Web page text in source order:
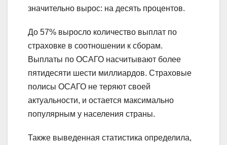
значительно вырос: на десять процентов.
До 57% выросло количество выплат по
страховке в соотношении к сборам.
Выплаты по ОСАГО насчитывают более
пятидесяти шести миллиардов. Страховые
полисы ОСАГО не теряют своей
актуальности, и остается максимально
популярным у населения страны.
Также выведенная статистика определила,